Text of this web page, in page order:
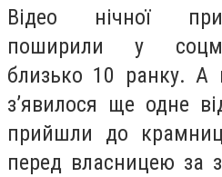
Відео нічної
поширили у
близько 10 ранку. А
з’явилося ще одне
прийшли до
перед власницею за